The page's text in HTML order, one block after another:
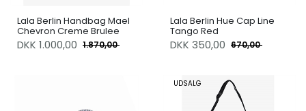
Lala Berlin Handbag Mael
Chevron Creme Brulee
DKK 1.000,00 1.870,00
Lala Berlin Hue Cap Line
Tango Red
DKK 350,00 670,00
UDSALG